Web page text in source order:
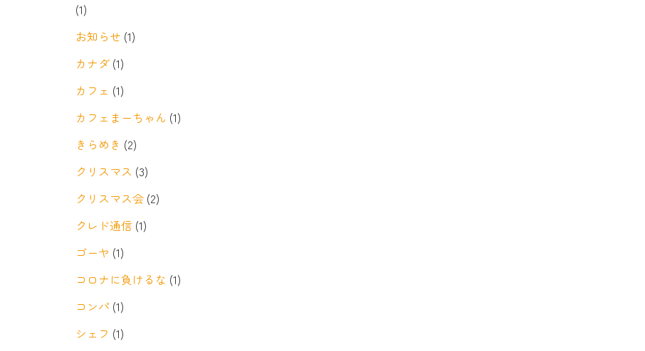
(1)
お知らせ (1)
カナダ(1)
カフェ (1)
カフェまーちゃん (1)
きらめき (2)
クリスマス (3)
クリスマス会(2)
クレド通信 (1)
ゴーヤ (1)
コロナに負けるな (1)
コンパ (1)
シェフ (1)